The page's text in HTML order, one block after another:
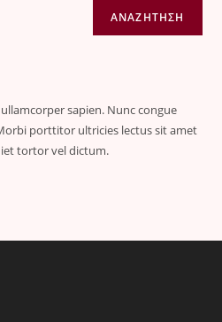
ΑΝΑΖΉΤΗΣΗ
sapien. Nunc congue
porttitor ultricies lectus sit amet
tortor vel dictum.